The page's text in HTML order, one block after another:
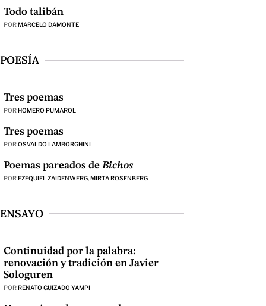
Todo talibán
PORMARCELO DAMONTE
POESÍA
Tres poemas
POR HOMERO PUMAROL
Tres poemas
POROSVALDO LAMBORGHINI
Poemas pareados deBichos
POREZEQUIEL ZAIDENWERG,MIRTA ROSENBERG
ENSAYO
Continuidad por la palabra:
renovación y tradición en Javier
Sologuren
POR RENATO GUIZADO YAMPI